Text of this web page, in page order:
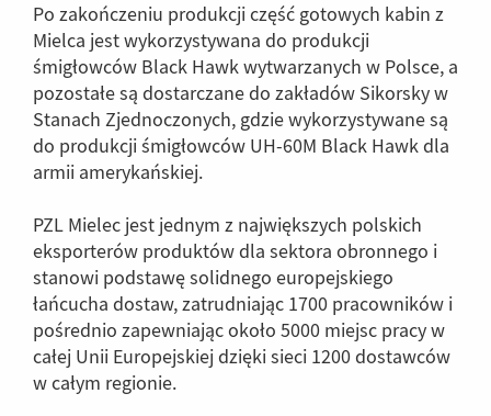
Po zakończeniu produkcji część gotowych kabin z
Mielca jest wykorzystywana do produkcji
śmigłowców Black Hawk wytwarzanych w Polsce, a
pozostałe są dostarczane do zakładów Sikorsky w
Stanach Zjednoczonych, gdzie wykorzystywane są
do produkcji śmigłowców UH-60M Black Hawk dla
armii amerykańskiej.
PZL Mielec jest jednym z największych polskich
eksporterów produktów dla sektora obronnego i
stanowi podstawę solidnego europejskiego
łańcucha dostaw, zatrudniając 1700 pracowników i
pośrednio zapewniając około 5000 miejsc pracy w
całej Unii Europejskiej dzięki sieci 1200 dostawców
w całym regionie.